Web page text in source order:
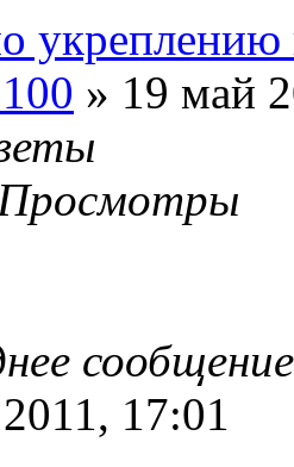
укреплению
» 19 май
17:01